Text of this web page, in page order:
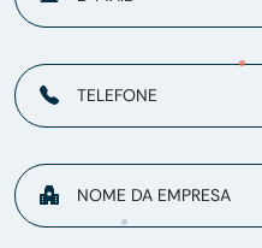
TELEFONE
NOME DA EMPRESA